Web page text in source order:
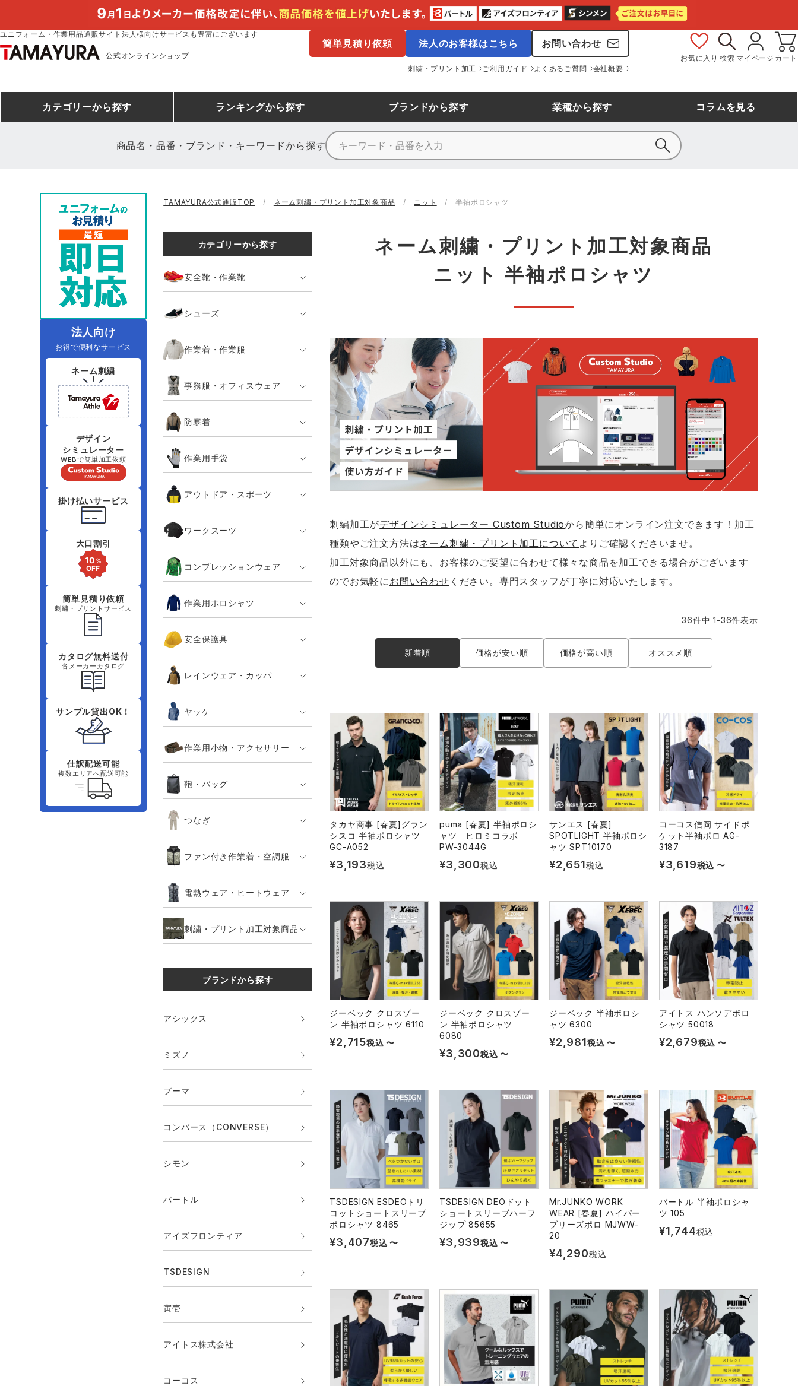
ユニフォーム・作業用品通販サイト法人様向けサービスも豊富にございます
公式オンラインショップ
簡単見積り依頼 法人のお客様はこちら お問い合わせ
刺繍・プリント加工 ご利用ガイド よくあるご質問 会社概要
お気に入り 検索 マイページ カート
カテゴリーから探す
防寒着
コンプレッションウェア 作業用ポロシャツ 安全保護具 レインウェア・カッパ
ヤッケ 作業用小物・アクセサリー類 鞄・バッグ類 つなぎ
ファン付きウェア（空調服シリー
ズ）
電熱ウェア・ヒートウェア
ランキングから探す
ミズノ安全靴ランキング
空調服ランキング コンプレッションウェアランキング 作業用ポロシャツランキング 作業用手袋ランキング
レインウェアランキング アイズフロンティア ランキング TSDESIGN ランキング コーコス ランキング
アイトス ランキング ジーベック ランキング
ネーム刺繍・プリント加工対象商品
ニット
ファン付きウェア
防寒
カジュアル
ブランドから探す
アイズフロンティア
クロダルマ 桑和 山田辰 クレヒフク おたふく手袋 マック
住商モンブラン ボンマックス GUSH FORCE
シンメン 日進ゴム ハイパーV
タカヤ商事 エアークラフト 自重堂 サーヴォ セロリー 大阪支店
アタックベース サンエス 中塚被服 イーブンリバー スターライト工業 東洋物産工業
藤井電工 福山ゴム工業
ビッグボーン商事株式会
社
業種から探す
農作業服
DIY・日曜大工作業服 飲食店ユニフォーム 運送・倉庫作業服 清掃・ビルメンテ作業服
夜間・高視認性安全服 医療白衣・介護服
コラムを見る
商品名・品番・ブランド・キーワードから探す
TAMAYURA公式通販TOP ネーム刺繍・プリント加工対象商品 ニット 半袖ポロシャツ
カテゴリーから探す
安全靴・作業靴
シューズ
作業着・作業服
事務服・オフィスウェア
防寒着
作業用手袋
アウトドア・スポーツ
ワークスーツ
コンプレッションウェア
作業用ポロシャツ
安全保護具
レインウェア・カッパ
ヤッケ
作業用小物・アクセサリー
鞄・バッグ
つなぎ
ファン付き作業着・空調服
電熱ウェア・ヒートウェア
刺繍・プリント加工対象商品
ブランドから探す
アシックス
ミズノ
プーマ
コンバース（CONVERSE）
シモン
バートル
アイズフロンティア
TSDESIGN
寅壱
アイトス株式会社
コーコス
ネーム刺繍・プリント加工対象商品
ニット 半袖ポロシャツ
刺繍加工がデザインシミュレーター Custom Studioから簡単にオンライン注文できます！加工
種類やご注文方法はネーム刺繍・プリント加工について よりご確認くださいませ。
加工対象商品以外にも、お客様のご要望に合わせて様々な商品を加工できる場合がございます
のでお気軽に お問い合わせ ください。専門スタッフが丁寧に対応いたします。
新着順 価格が安い順 価格が高い順 オススメ順
36件中 1-36件表示
タカヤ商事 [春夏]グラン
シスコ 半袖ポロシャツ
GC-A052
¥3,193税込
puma [春夏] 半袖ポロシ
ャツ ヒロミコラボ
PW-3044G
¥3,300税込
サンエス [春夏]
SPOTLIGHT 半袖ポロシ
ャツ SPT10170
¥2,651税込
コーコス信岡 サイドポ
ケット半袖ポロ AG-
3187
¥3,619税込 〜
ジーベック クロスゾー
ン 半袖ポロシャツ 6110
¥2,715税込 〜
ジーベック クロスゾー
ン 半袖ポロシャツ
6080
¥3,300税込 〜
ジーベック 半袖ポロシ
ャツ 6300
¥2,981税込 〜
アイトス ハンソデポロ
シャツ 50018
¥2,679税込 〜
TSDESIGN ESDEOトリ
コットショートスリーブ
ポロシャツ 8465
¥3,407税込 〜
TSDESIGN DEOドット
ショートスリーブハーフ
ジップ 85655
¥3,939税込 〜
Mr.JUNKO WORK
WEAR [春夏] ハイパー
ブリーズポロ MJWW-
20
¥4,290税込
バートル 半袖ポロシャ
ツ 105
¥1,744税込
法人向け
お得で便利なサービス
ネーム刺繍
デザイン
シミュレーター
WEBで簡単加工依頼
掛け払いサービス
大口割引
簡単見積り依頼
刺繍・プリントサービス
カタログ無料送付
各メーカーカタログ
サンプル貸出OK！
仕訳配送可能
複数エリアへ配送可能